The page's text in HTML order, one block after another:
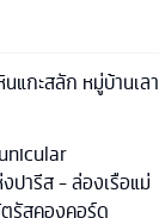
กะสลัก หมู่บ้านเลา
ปารีส - ล่องเรือแม่
รัสคองคอร์ด